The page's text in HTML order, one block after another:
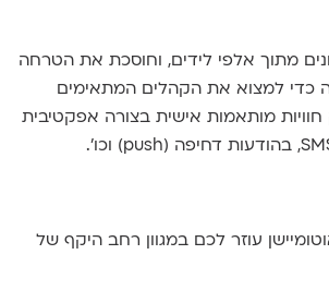
מתוך אלפי לידים, וחוסכת את הטרחה
כדי למצוא את הקהלים המתאימים
חוויות מותאמות אישית בצורה אפקטיבית
עוזר לכם במגוון רחב היקף של